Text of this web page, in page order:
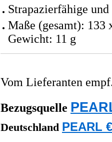
Strapazierfähige
Maße (gesamt): 133
Gewicht: 11 g
Vom Lieferanten
Bezugsquelle
Deutschland PEARL